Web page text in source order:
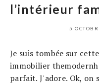
l’intérieur
5
Je suis tombée sur
immobilier
parfait. J'adore. Ok, on